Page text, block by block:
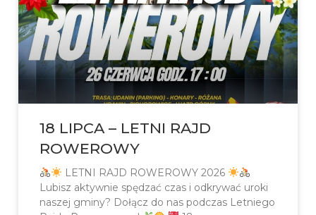
18 LIPCA – LETNI RAJD
ROWEROWY
LETNI RAJD ROWEROWY 2026
Lubisz aktywnie spędzać czas i odkrywać uroki
naszej gminy? Dołącz do nas podczas Letniego